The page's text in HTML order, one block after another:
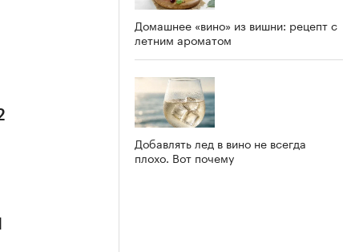
Домашнее «вино» из вишни: рецепт с
летним ароматом
Добавлять лед в вино не всегда
плохо. Вот почему